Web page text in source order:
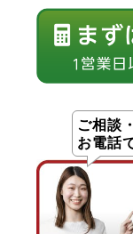
ご相談
お電話